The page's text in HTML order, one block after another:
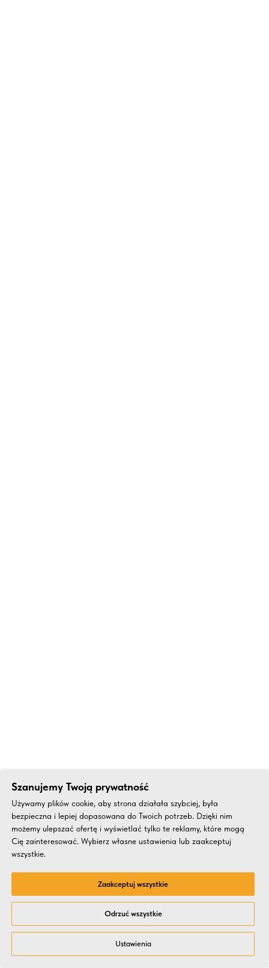
Szanujemy Twoją prywatność
Używamy plików cookie, aby strona działała szybciej, była
bezpieczna i lepiej dopasowana do Twoich potrzeb. Dzięki nim
możemy ulepszać ofertę i wyświetlać tylko te reklamy, które mogą
Cię zainteresować. Wybierz własne ustawienia lub zaakceptuj
wszystkie.
Zaakceptuj wszystkie
Odrzuć wszystkie
Ustawienia